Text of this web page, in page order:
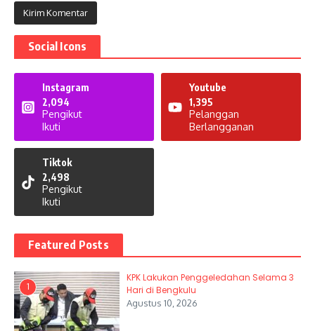
Social Icons
Instagram
2,094
Pengikut
Ikuti
Youtube
1,395
Pelanggan
Berlangganan
Tiktok
2,498
Pengikut
Ikuti
Featured Posts
1
KPK Lakukan Penggeledahan Selama 3
Hari di Bengkulu
Agustus 10, 2026